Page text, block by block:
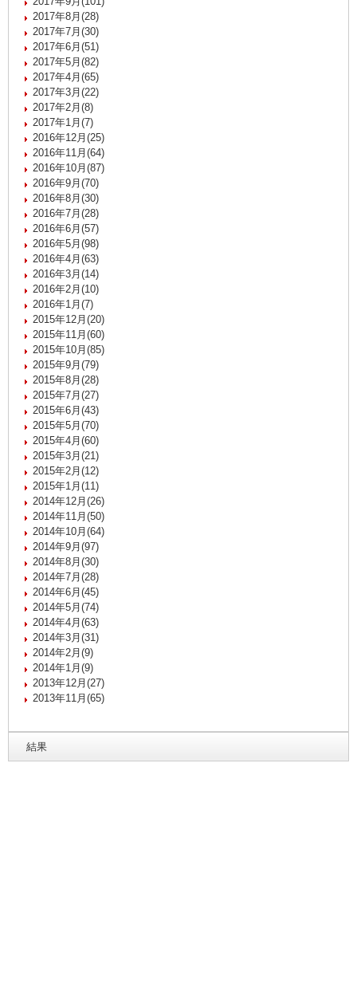
2017年8月(28)
2017年7月(30)
2017年6月(51)
2017年5月(82)
2017年4月(65)
2017年3月(22)
2017年2月(8)
2017年1月(7)
2016年12月(25)
2016年11月(64)
2016年10月(87)
2016年9月(70)
2016年8月(30)
2016年7月(28)
2016年6月(57)
2016年5月(98)
2016年4月(63)
2016年3月(14)
2016年2月(10)
2016年1月(7)
2015年12月(20)
2015年11月(60)
2015年10月(85)
2015年9月(79)
2015年8月(28)
2015年7月(27)
2015年6月(43)
2015年5月(70)
2015年4月(60)
2015年3月(21)
2015年2月(12)
2015年1月(11)
2014年12月(26)
2014年11月(50)
2014年10月(64)
2014年9月(97)
2014年8月(30)
2014年7月(28)
2014年6月(45)
2014年5月(74)
2014年4月(63)
2014年3月(31)
2014年2月(9)
2014年1月(9)
2013年12月(27)
2013年11月(65)
結果